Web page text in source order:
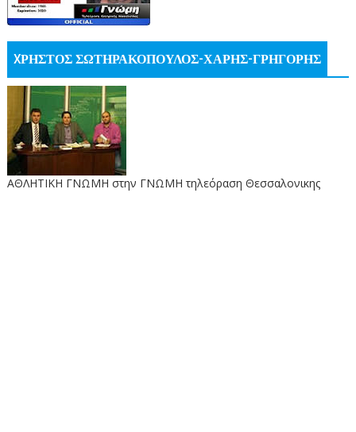
XΡΗΣΤΟΣ ΣΩΤΗΡΑΚΟΠΟΥΛΟΣ-ΧΑΡΗΣ-ΓΡΗΓΟΡΗΣ
ΑΘΛΗΤΙΚΗ ΓΝΩΜΗ στην ΓΝΩΜΗ τηλεόραση Θεσσαλονικης